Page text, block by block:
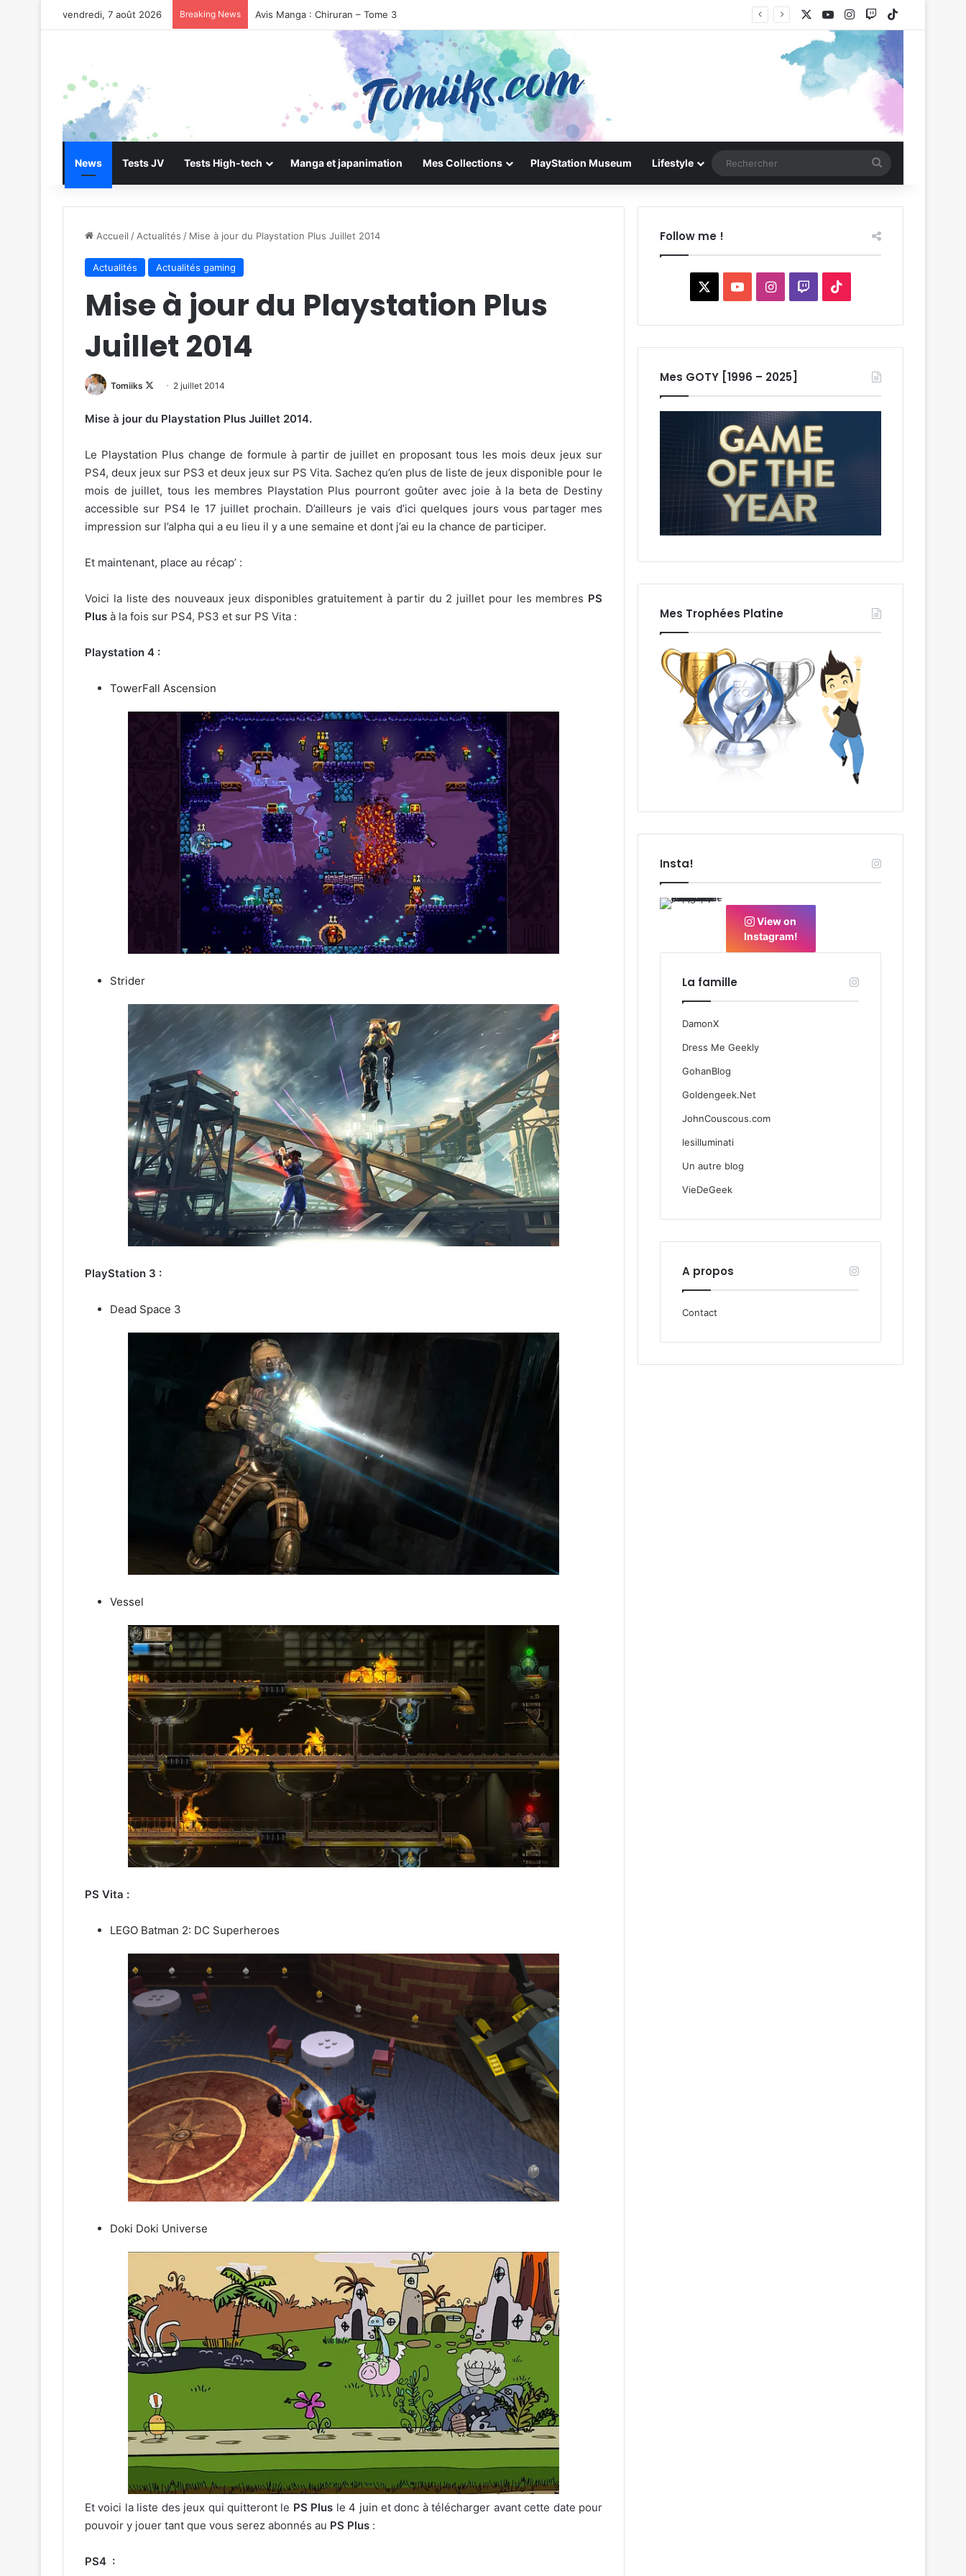
vendredi, 7 août 2026 Breaking News Avis Manga : Chiruran – Tome 3 YouTubeInstagram
Twitch
News Tests JV Tests High-tech Manga et japanimation Mes Collections PlayStation Museum Lifestyle
Accueil / Actualités / Mise à jour du Playstation Plus Juillet 2014
Actualités Actualités gaming
Mise à jour du Playstation Plus
Juillet 2014
Tomiiks
Follow
X
2 juillet 2014
Mise à jour du Playstation Plus Juillet 2014.
Le Playstation Plus change de formule à partir de juillet en proposant tous les mois deux jeux sur
PS4, deux jeux sur PS3 et deux jeux sur PS Vita. Sachez qu’en plus de liste de jeux disponible pour le
mois de juillet, tous les membres Playstation Plus pourront goûter avec joie à la beta de Destiny
accessible sur PS4 le 17 juillet prochain. D’ailleurs je vais d’ici quelques jours vous partager mes
impression sur l’alpha qui a eu lieu il y a une semaine et dont j’ai eu la chance de participer.
Et maintenant, place au récap’ :
Voici la liste des nouveaux jeux disponibles gratuitement à partir du 2 juillet pour les membres PS
Plus à la fois sur PS4, PS3 et sur PS Vita :
Playstation 4 :
TowerFall Ascension
Strider
PlayStation 3 :
Dead Space 3
Vessel
PS Vita :
LEGO Batman 2: DC Superheroes
Doki Doki Universe
Et voici la liste des jeux qui quitteront le PS Plus le4 juin et donc à télécharger avant cette date pour
pouvoir y jouer tant que vous serez abonnés au PS Plus :
PS4 :
Follow me !
YouTubeInstagram
Twitch
Mes GOTY [1996 – 2025]
Mes Trophées Platine
Insta!
View on
Instagram!
La famille
DamonX
Dress Me Geekly
GohanBlog
Goldengeek.Net
JohnCouscous.com
lesilluminati
Un autre blog
VieDeGeek
A propos
Contact